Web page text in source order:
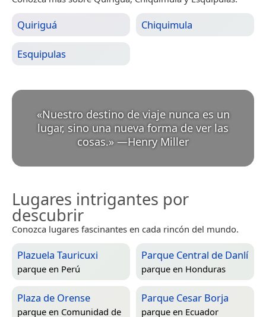
Quiriguá Chiquimula
Esquipulas
«Nuestro destino de viaje nunca es un
lugar, sino una nueva forma de ver las
cosas.» —Henry Miller
Lugares intrigantes por
descubrir
Conozca lugares fascinantes en cada rincón del mundo.
Plazuela Tauricuxi
parque en Perú
Parque Central de Danlí
parque en Honduras
Plaza de Orense
parque en Comunidad de
Parque Cesar Borja
parque en Ecuador